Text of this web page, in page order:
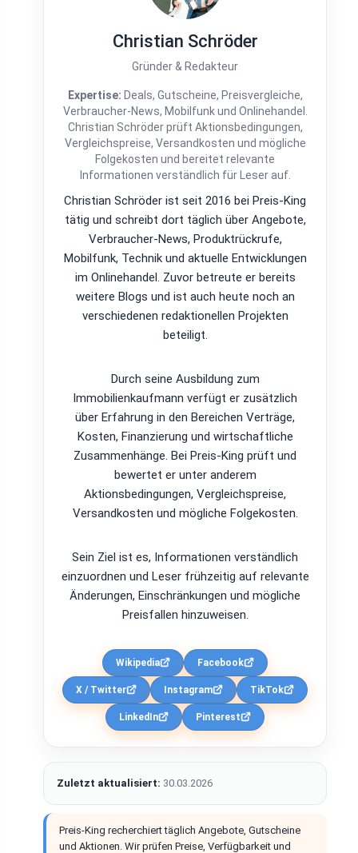
Christian Schröder
Gründer & Redakteur
Expertise: Deals, Gutscheine, Preisvergleiche,
Verbraucher-News, Mobilfunk und Onlinehandel.
Christian Schröder prüft Aktionsbedingungen,
Vergleichspreise, Versandkosten und mögliche
Folgekosten und bereitet relevante
Informationen verständlich für Leser auf.
Christian Schröder ist seit 2016 bei Preis-King
tätig und schreibt dort täglich über Angebote,
Verbraucher-News, Produktrückrufe,
Mobilfunk, Technik und aktuelle Entwicklungen
im Onlinehandel. Zuvor betreute er bereits
weitere Blogs und ist auch heute noch an
verschiedenen redaktionellen Projekten
beteiligt.
Durch seine Ausbildung zum
Immobilienkaufmann verfügt er zusätzlich
über Erfahrung in den Bereichen Verträge,
Kosten, Finanzierung und wirtschaftliche
Zusammenhänge. Bei Preis-King prüft und
bewertet er unter anderem
Aktionsbedingungen, Vergleichspreise,
Versandkosten und mögliche Folgekosten.
Sein Ziel ist es, Informationen verständlich
einzuordnen und Leser frühzeitig auf relevante
Änderungen, Einschränkungen und mögliche
Preisfallen hinzuweisen.
Wikipedia Facebook
X / Twitter Instagram TikTok
LinkedIn Pinterest
Zuletzt aktualisiert: 30.03.2026
Preis-King recherchiert täglich Angebote, Gutscheine
und Aktionen. Wir prüfen Preise, Verfügbarkeit und